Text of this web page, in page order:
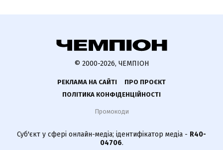
© 2000-2026, ЧЕМПІОН
РЕКЛАМА НА САЙТІ
ПРО ПРОЄКТ
ПОЛІТИКА КОНФІДЕНЦІЙНОСТІ
Промокоди
Суб'єкт у сфері онлайн-медіа; ідентифікатор медіа - R40-
04706.